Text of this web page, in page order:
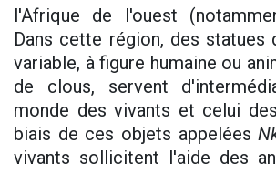
l'Afrique de l'ouest
Dans cette région, des statues
variable, à figure humaine ou
de clous, servent
monde des vivants et celui
biais de ces objets appelées
vivants sollicitent l'aide des